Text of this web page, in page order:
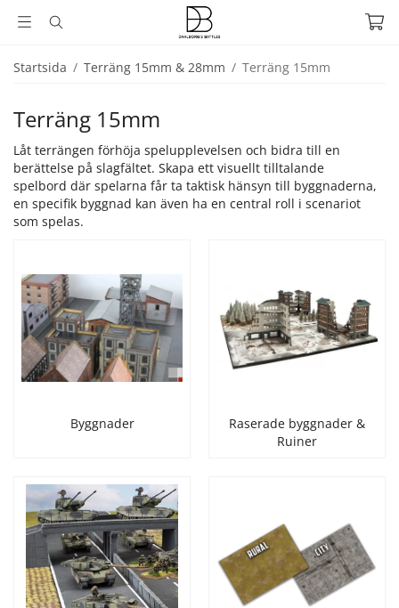
Startsida / Terräng 15mm & 28mm / Terräng 15mm
Terräng 15mm
Låt terrängen förhöja spelupplevelsen och bidra till en
berättelse på slagfältet. Skapa ett visuellt tilltalande
spelbord där spelarna får ta taktisk hänsyn till byggnaderna,
en specifik byggnad kan även ha en central roll i scenariot
som spelas.
Byggnader
Raserade byggnader &
Ruiner